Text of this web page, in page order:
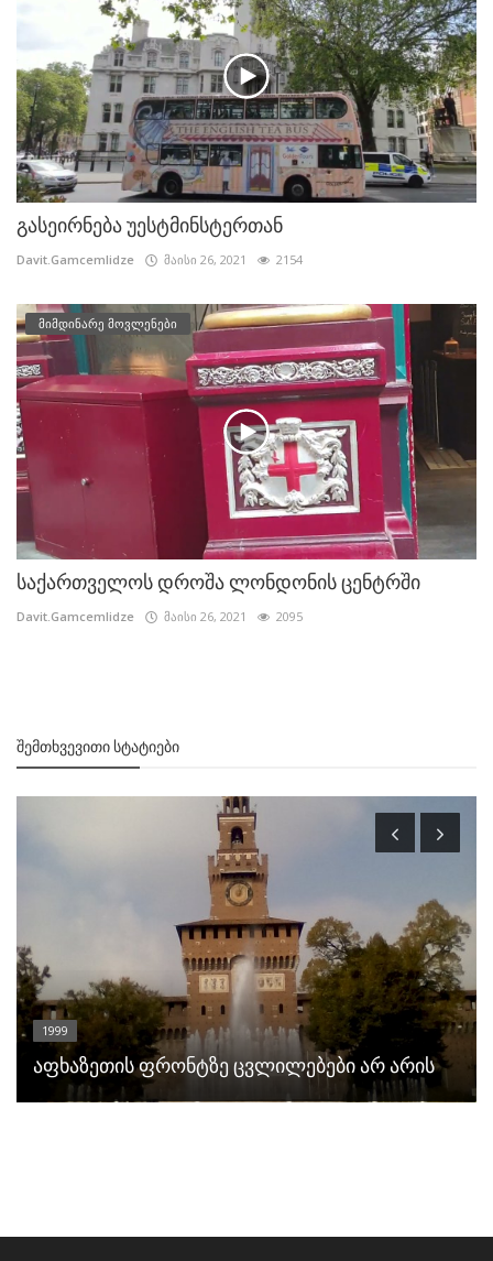
გასეირნება უესტმინსტერთან
Davit.Gamcemlidze მაისი 26, 2021 2154
მიმდინარე მოვლენები
საქართველოს დროშა ლონდონის ცენტრში
Davit.Gamcemlidze მაისი 26, 2021 2095
ᲨᲔᲛᲗᲮᲕᲔᲕᲘᲗᲘ ᲡᲢᲐᲢᲘᲔᲑᲘ
1999
აფხაზეთის ფრონტზე ცვლილებები არ არის